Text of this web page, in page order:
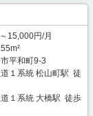
15,000円/月
平和町9-3
１系統 松山町駅 徒
１系統 大橋駅 徒歩